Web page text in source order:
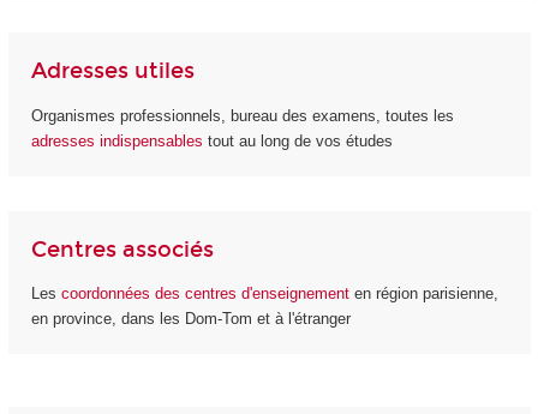
Adresses utiles
Organismes professionnels, bureau des examens, toutes les
adresses indispensables tout au long de vos études
Centres associés
Les coordonnées des centres d'enseignement en région parisienne,
en province, dans les Dom-Tom et à l'étranger